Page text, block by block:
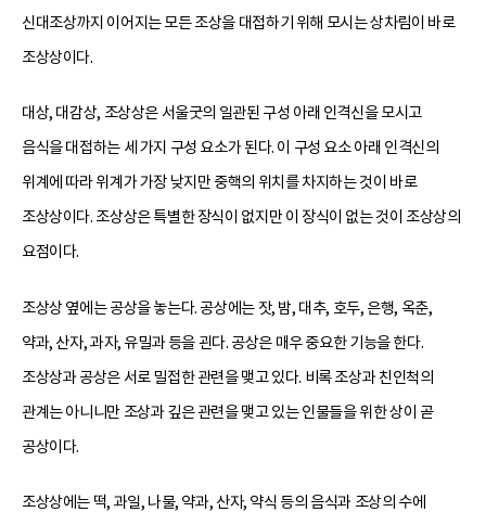
신대조상까지 이어지는 모든 조상을 대접하기 위해 모시는 상차림이 바로
조상상이다.
대상, 대감상, 조상상은 서울굿의 일관된 구성 아래 인격신을 모시고
음식을 대접하는 세 가지 구성 요소가 된다. 이 구성 요소 아래 인격신의
위계에 따라 위계가 가장 낮지만 중핵의 위치를 차지하는 것이 바로
조상상이다. 조상상은 특별한 장식이 없지만 이 장식이 없는 것이 조상상의
요점이다.
조상상 옆에는 공상을 놓는다. 공상에는 잣, 밤, 대추, 호두, 은행, 옥춘,
약과, 산자, 과자, 유밀과 등을 괸다. 공상은 매우 중요한 기능을 한다.
조상상과 공상은 서로 밀접한 관련을 맺고 있다. 비록 조상과 친인척의
관계는 아니니만 조상과 깊은 관련을 맺고 있는 인물들을 위한 상이 곧
공상이다.
조상상에는 떡, 과일, 나물, 약과, 산자, 약식 등의 음식과 조상의 수에